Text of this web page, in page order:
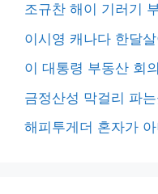
조규찬 해이 기러기
이시영 캐나다 한달
이 대통령 부동산 회
금정산성 막걸리 파
해피투게더 혼자가